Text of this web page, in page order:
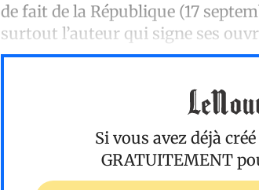
de fait de la République (17
surtout l’auteur qui signe ses
Si vous avez déjà
GRATUITEMENT